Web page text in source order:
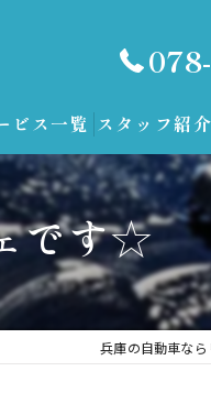
ビス一覧 スタッフ紹介
です☆
兵庫の自動車な